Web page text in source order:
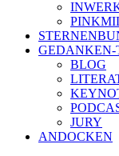
GEDANKEN-
BLOG
JURY
ANDOCKEN